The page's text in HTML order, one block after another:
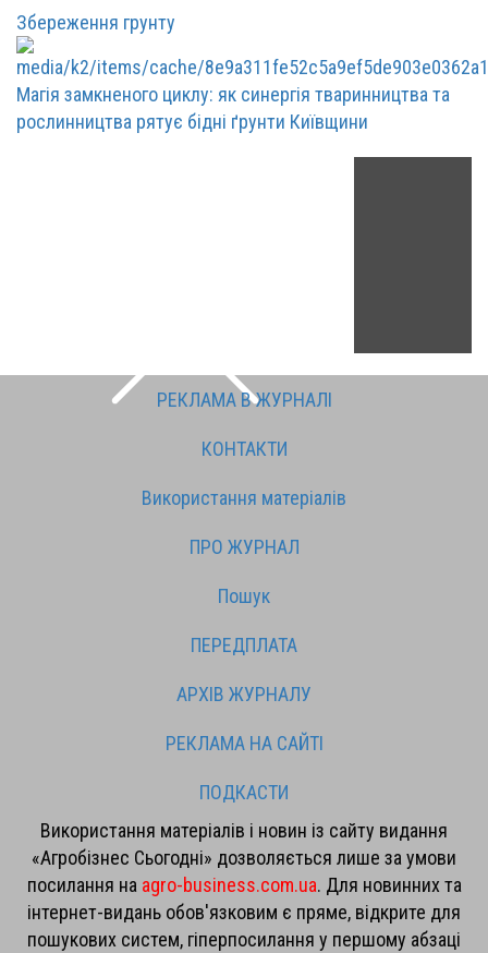
Збереження грунту
Магія замкненого циклу: як синергія тваринництва та
рослинництва рятує бідні ґрунти Київщини
РЕКЛАМА В ЖУРНАЛІ
КОНТАКТИ
Використання матеріалів
ПРО ЖУРНАЛ
Пошук
ПЕРЕДПЛАТА
АРХІВ ЖУРНАЛУ
РЕКЛАМА НА САЙТІ
ПОДКАСТИ
Використання матеріалів і новин із сайту видання
«Агробізнес Сьогодні» дозволяється лише за умови
посилання на agro-business.com.ua. Для новинних та
інтернет-видань обов'язковим є пряме, відкрите для
пошукових систем, гіперпосилання у першому абзаці